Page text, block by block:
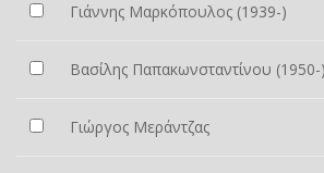
Γιάννης Μαρκόπουλος (1939-)
Βασίλης Παπακωνσταντίνου (1950-)
Γιώργος Μεράντζας